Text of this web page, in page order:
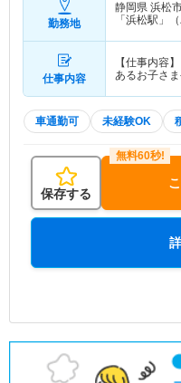
勤務地
静岡県 浜松
「浜松駅」
仕事内容
【仕事内容
あるお子さ
車通勤可 未経験OK
保存する